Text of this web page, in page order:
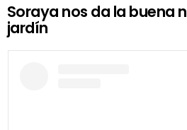
Soraya nos da la buena
jardín